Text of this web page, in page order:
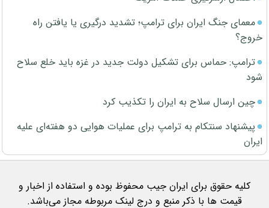
معمای جنگ ایران برای ترامپ؛ تشدید درگیری یا یافتن راه
خروج؟
ترامپ: حماس برای تشکیل دولت جدید در غزه باید خلع سلاح
شود
چین ارسال سلاح به ایران را تکذیب کرد
پیشنهاد سنتکام به ترامپ برای عملیات هوایی دو هفته‌ای علیه
ایران
کلیه حقوق برای ایران جیب محفوظ بوده و استفاده از اخبار و
قیمت ها با ذکر منبع و درج لینک مربوطه مجاز می‌باشد.